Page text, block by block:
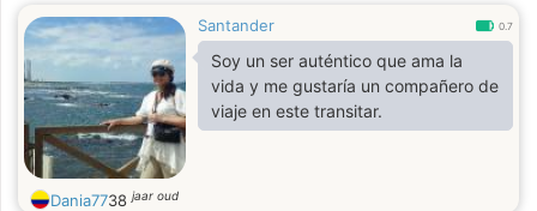
Santander 0.7
Soy un ser auténtico que ama la
vida y me gustaría un compañero de
viaje en este transitar.
Dania7738jaar oud